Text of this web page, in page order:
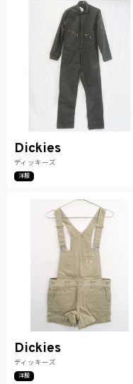
Dickies
ディッキーズ
洋服
Dickies
ディッキーズ
洋服